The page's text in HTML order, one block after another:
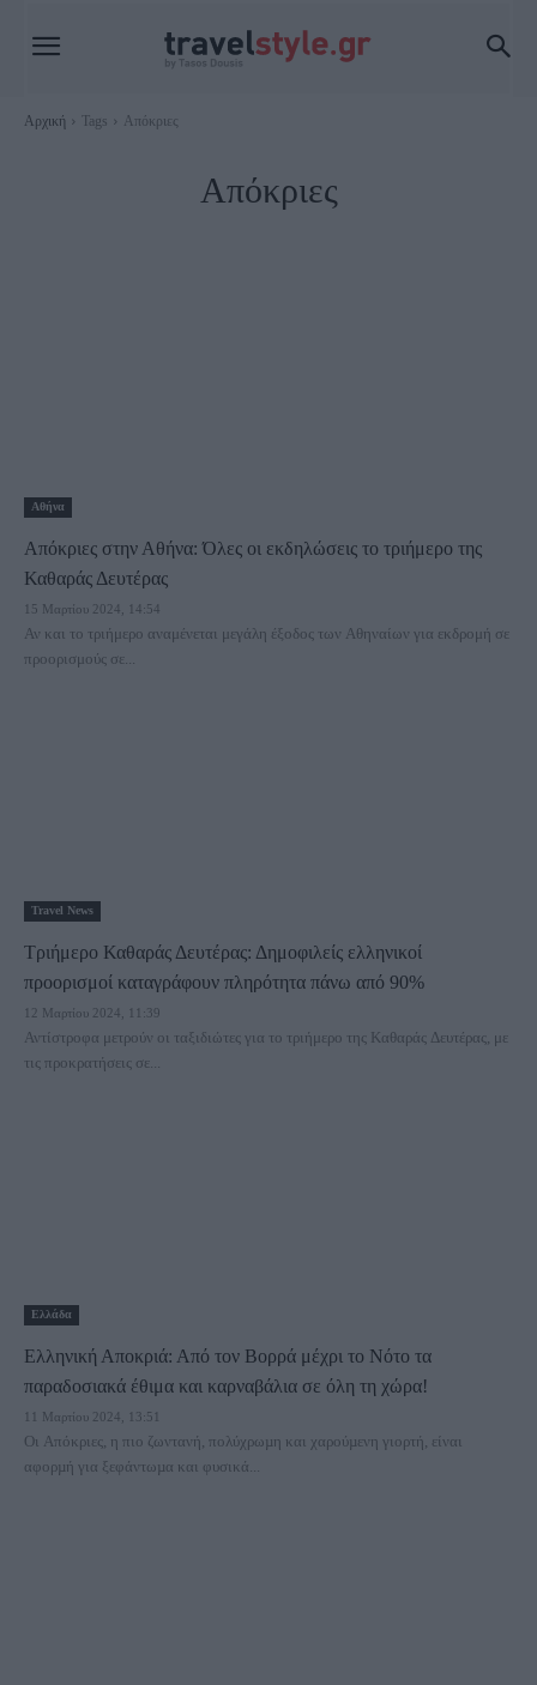
Αρχική Tags Απόκριες
Απόκριες
Αθήνα
Απόκριες στην Αθήνα: Όλες οι εκδηλώσεις το τριήμερο της
Καθαράς Δευτέρας
15 Μαρτίου 2024, 14:54
Αν και το τριήμερο αναμένεται μεγάλη έξοδος των Αθηναίων για εκδρομή σε
προορισμούς σε...
Travel News
Τριήμερο Καθαράς Δευτέρας: Δημοφιλείς ελληνικοί
προορισμοί καταγράφουν πληρότητα πάνω από 90%
12 Μαρτίου 2024, 11:39
Αντίστροφα μετρούν οι ταξιδιώτες για το τριήμερο της Καθαράς Δευτέρας, με
τις προκρατήσεις σε...
Ελλάδα
Ελληνική Αποκριά: Από τον Βορρά μέχρι το Νότο τα
παραδοσιακά έθιμα και καρναβάλια σε όλη τη χώρα!
11 Μαρτίου 2024, 13:51
Οι Απόκριες, η πιο ζωντανή, πολύχρωµη και χαρούµενη γιορτή, είναι
αφορµή για ξεφάντωµα και φυσικά...